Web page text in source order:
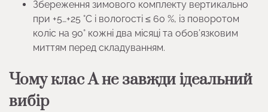
Збереження зимового комплекту вертикально
при +5…+25 °C і вологості ≤ 60 %, із поворотом
коліс на 90° кожні два місяці та обов’язковим
миттям перед складуванням.
Чому клас A не завжди ідеальний
вибір